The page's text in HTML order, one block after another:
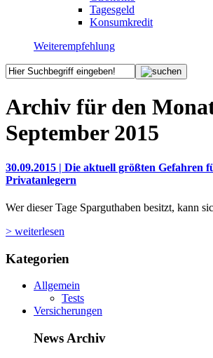
Tagesgeld
Konsumkredit
Weiterempfehlung
Archiv für den
September 2015
30.09.2015 | Die aktuell größten Gefahren
Privatanlegern
Wer dieser Tage Sparguthaben besitzt, kann
> weiterlesen
Kategorien
Allgemein
Tests
Versicherungen
News Archiv